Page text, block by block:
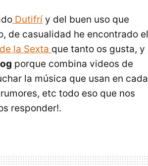
Dutifrí y del buen uso que
de casualidad he encontrado el
la Sexta que tanto os gusta, y
porque combina videos de
la música que usan en cada
etc todo eso que nos
responder!.